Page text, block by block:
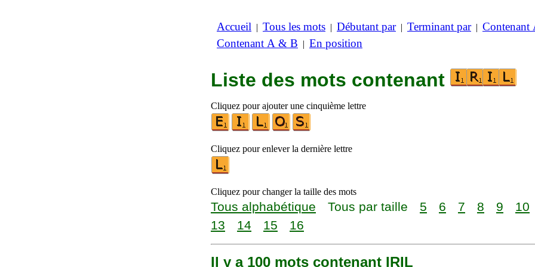
Accueil | Tous les mots | Débutant par| Terminant par| Contenant
Contenant A & B | En position
Liste des mots contenant
Cliquez pour ajouter une cinquième lettre
Cliquez pour enlever la dernière lettre
Cliquez pour changer la taille des mots
Tous alphabétique Tous par taille 5 6 7 8 9 10
13
14 15 16
Il y a 100 mots contenant IRIL